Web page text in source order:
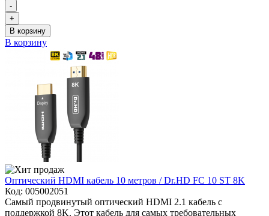
-
+
В корзину
В корзину
Оптический HDMI кабель 10 метров / Dr.HD FC 10 ST 8K
Код: 005002051
Самый продвинутый оптический HDMI 2.1 кабель с
поддержкой 8K. Этот кабель для самых требовательных